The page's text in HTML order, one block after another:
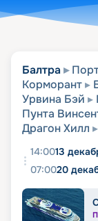
Балтра
Корморант
Урвина Бэй
Пунта
Драгон Хилл
14:0013
07:0020